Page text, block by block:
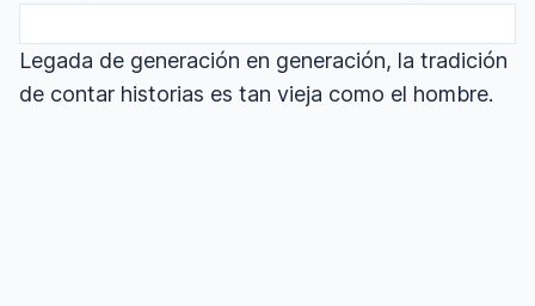
Legada de generación en generación, la tradición
de contar historias es tan vieja como el hombre.